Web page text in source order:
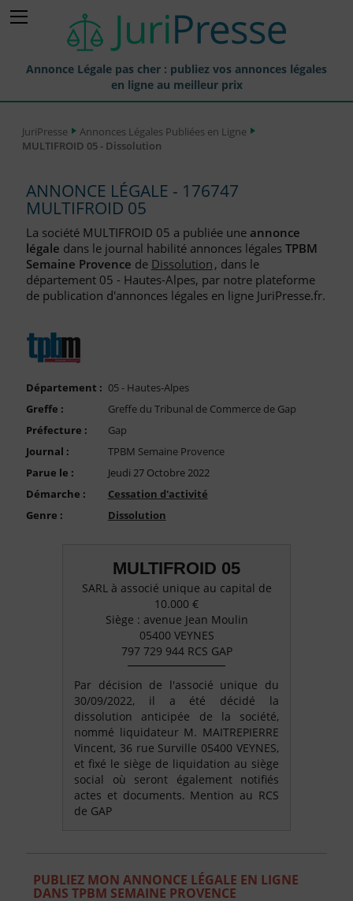
Annonce Légale pas cher : publiez vos annonces légales
en ligne au meilleur prix
Annonces Légales Publiées
Journaux Habilités (JAL) Annonces Légales
Départements pour la Publication d'Annonces Légales
Liste des Greffes
Liste des CCI
FAQ
Nous Contacter
Compte PRO
JuriPresse
Annonces Légales Publiées en Ligne
MULTIFROID 05 - Dissolution
ANNONCE LÉGALE - 176747
MULTIFROID 05
La société MULTIFROID 05 a publiée une annonce
légale dans le journal habilité annonces légalesTPBM
Semaine Provence de Dissolution, dans le
département 05 - Hautes-Alpes, par notre plateforme
de publication d'annonces légales en ligne JuriPresse.fr.
Département : 05 - Hautes-Alpes
Greffe :
Greffe du Tribunal de Commerce de Gap
Préfecture :
Gap
Journal :
TPBM Semaine Provence
Parue le :
Jeudi 27 Octobre 2022
Démarche :
Cessation d'activité
Genre :
Dissolution
MULTIFROID 05
SARL à associé unique au capital de
10.000 €
Siège : avenue Jean Moulin
05400 VEYNES
797 729 944 RCS GAP
Par décision de l'associé unique du
30/09/2022, il a été décidé la
dissolution anticipée de la société,
nommé liquidateur M. MAITREPIERRE
Vincent, 36 rue Surville 05400 VEYNES,
et fixé le siège de liquidation au siège
social où seront également notifiés
actes et documents. Mention au RCS
de GAP
PUBLIEZ MON ANNONCE LÉGALE EN LIGNE
DANS TPBM SEMAINE PROVENCE